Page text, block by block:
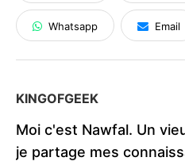
Whatsapp Email
KINGOFGEEK
Moi c'est Nawfal. Un
je partage mes